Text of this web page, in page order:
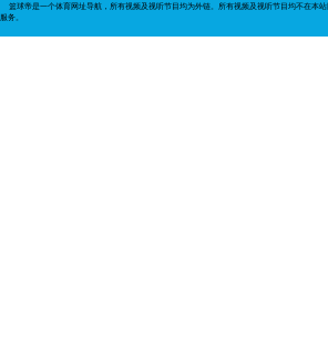
篮球帝是一个体育网址导航，所有视频及视听节目均为外链。所有视频及视听节目均不在本
服务。